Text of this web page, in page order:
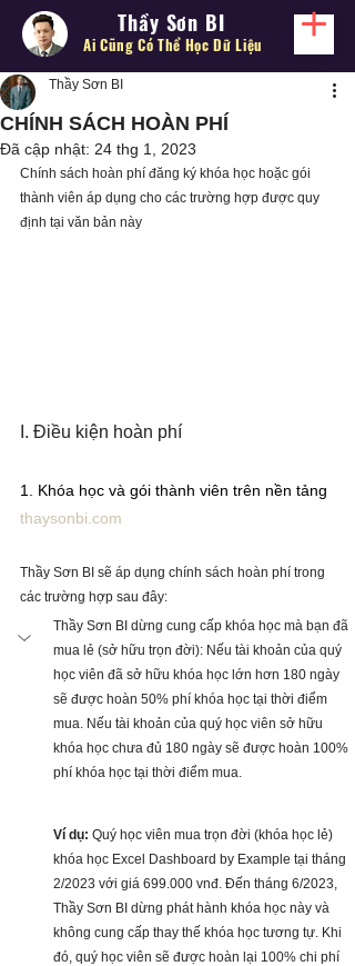
Thầy Sơn BI
Ai Cũng Có Thể Học Dữ Liệu
CHÍNH SÁCH HOÀN PHÍ
Thầy Sơn BI
Đã cập nhật: 24 thg 1, 2023
Chính sách hoàn phí đăng ký khóa học hoặc gói
thành viên áp dụng cho các trường hợp được quy
định tại văn bản này
I. Điều kiện hoàn phí
1. Khóa học và gói thành viên trên nền tảng
thaysonbi.com
Thầy Sơn BI sẽ áp dụng chính sách hoàn phí trong
các trường hợp sau đây:
Thầy Sơn BI dừng cung cấp khóa học mà bạn đã
mua lẻ (sở hữu trọn đời): Nếu tài khoản của quý
học viên đã sở hữu khóa học lớn hơn 180 ngày
sẽ được hoàn 50% phí khóa học tại thời điểm
mua. Nếu tài khoản của quý học viên sở hữu
khóa học chưa đủ 180 ngày sẽ được hoàn 100%
phí khóa học tại thời điểm mua.
Ví dụ: Quý học viên mua trọn đời (khóa học lẻ)
khóa học Excel Dashboard by Example tại tháng
2/2023 với giá 699.000 vnđ. Đến tháng 6/2023,
Thầy Sơn BI dừng phát hành khóa học này và
không cung cấp thay thế khóa học tương tự. Khi
đó, quý học viên sẽ được hoàn lại 100% chi phí